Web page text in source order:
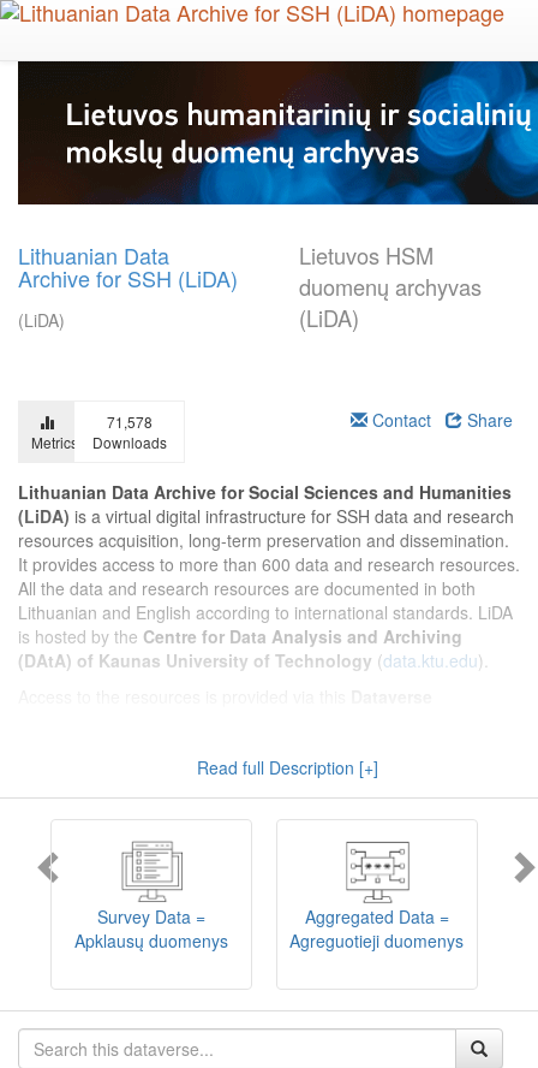
Skip
main
Lithuanian Data
Archive for SSH (LiDA)
(LiDA)
Lietuvos HSM
duomenų archyvas
(LiDA)
Metrics
71,578
Downloads
Contact Share
Lithuanian Data Archive for Social Sciences and Humanities
(LiDA) is a virtual digital infrastructure for SSH data and research
resources acquisition, long-term preservation and dissemination.
It provides access to more than 600 data and research resources.
All the data and research resources are documented in both
Lithuanian and English according to international standards. LiDA
is hosted by the Centre for Data Analysis and Archiving
(DAtA) of Kaunas University of Technology (data.ktu.edu).
implemented). LiDA curates different types of resources and they
are published into catalogues according to the type:Survey Data,
Interview Data,Aggregated Data
(including Historical Statistics),
, andEncoded Data
(including News Media Studies).
Also, LiDA holds collections of data produced in large national
projets (
Large Project Data
) as well as social sciences and
humanities data deposited by Lithuanian science and higher
education institutions and Lithuanian governmental institutions
Depositors interested in deposit of their data into the LiDA
Read full Description [+]
Survey Data =
Apklausų duomenys
Aggregated Data =
Agreguotieji duomenys